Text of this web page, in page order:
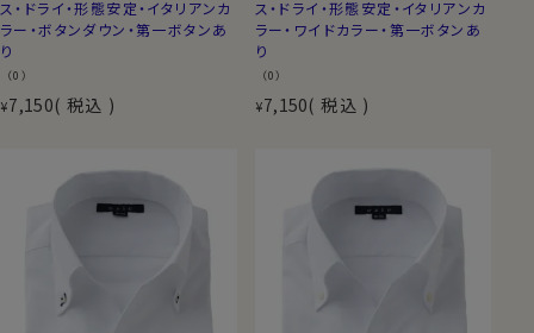
ス・ドライ・形態安定・イタリアンカ
ラー・ボタンダウン・第一ボタンあ
り
（0）
¥7,150 税込
ス・ドライ・形態安定・イタリアンカ
ラー・ワイドカラー・第一ボタンあ
り
（0）
¥7,150 税込